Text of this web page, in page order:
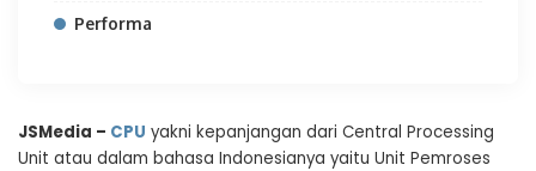
Performa
JSMedia – CPU yakni kepanjangan dari Central Processing
Unit atau dalam bahasa Indonesianya yaitu Unit Pemroses